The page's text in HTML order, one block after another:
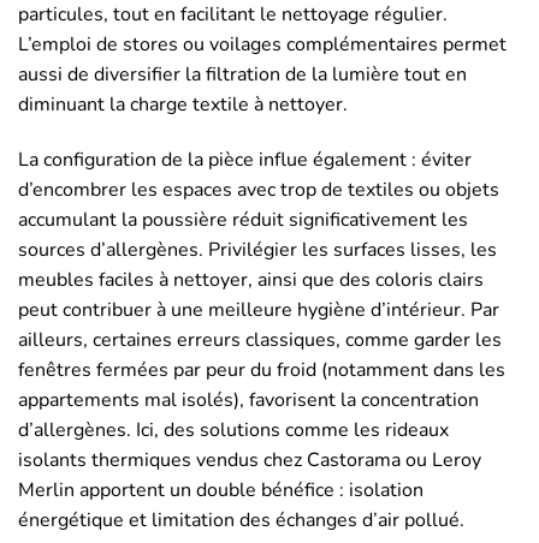
particules, tout en facilitant le nettoyage régulier.
L’emploi de stores ou voilages complémentaires permet
aussi de diversifier la filtration de la lumière tout en
diminuant la charge textile à nettoyer.
La configuration de la pièce influe également : éviter
d’encombrer les espaces avec trop de textiles ou objets
accumulant la poussière réduit significativement les
sources d’allergènes. Privilégier les surfaces lisses, les
meubles faciles à nettoyer, ainsi que des coloris clairs
peut contribuer à une meilleure hygiène d’intérieur. Par
ailleurs, certaines erreurs classiques, comme garder les
fenêtres fermées par peur du froid (notamment dans les
appartements mal isolés), favorisent la concentration
d’allergènes. Ici, des solutions comme les rideaux
isolants thermiques vendus chez Castorama ou Leroy
Merlin apportent un double bénéfice : isolation
énergétique et limitation des échanges d’air pollué.